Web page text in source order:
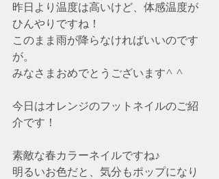
昨日より温度は高いけど、体感温度が
ひんやりですね！
このまま雨が降らなければいいのです
が。
みなさまおめでとうございます^ ^
今日はオレンジのフットネイルのご紹
介です！
素敵な春カラーネイルですね♪
明るいお色だと、気分もポップになり